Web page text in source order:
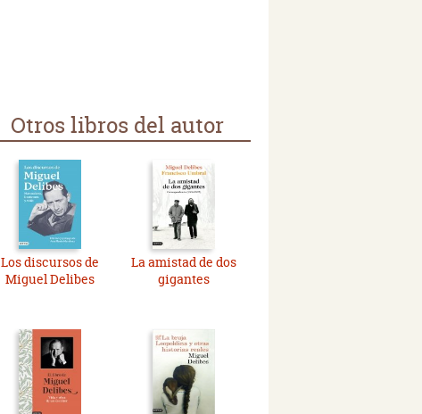
Otros libros del autor
Los discursos de
Miguel Delibes
La amistad de dos
gigantes